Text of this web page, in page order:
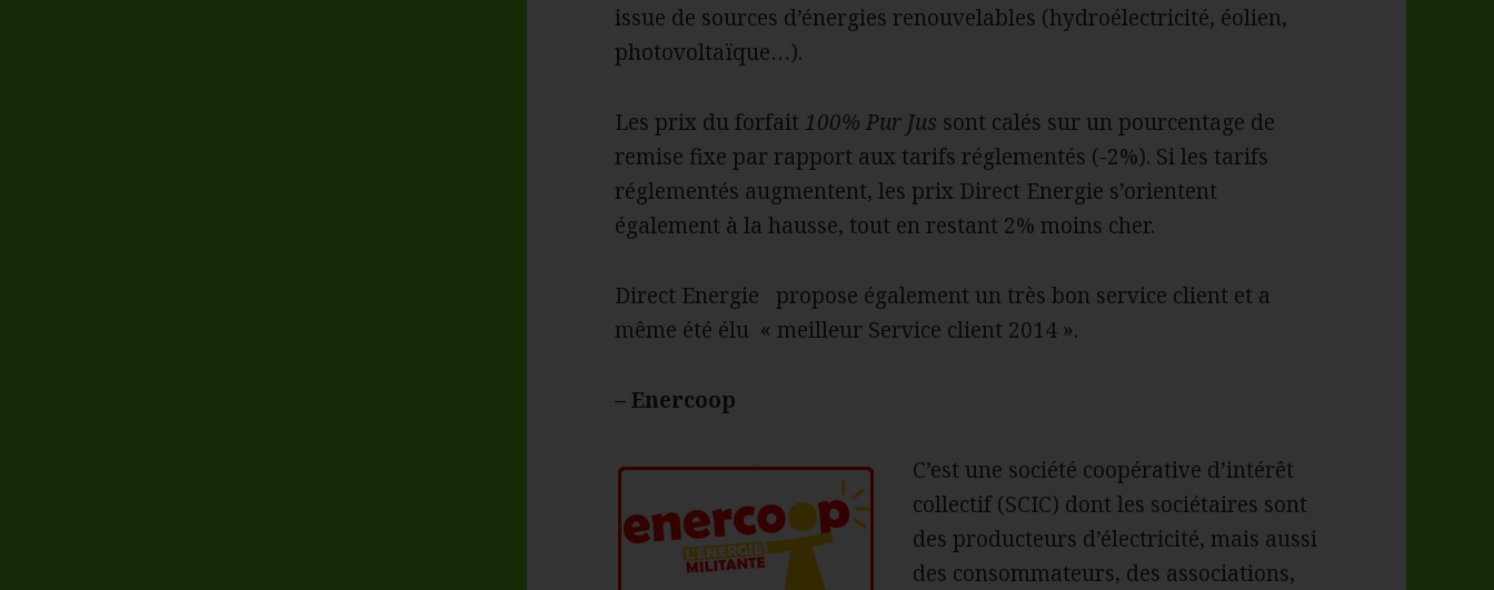
issue de sources d’énergies renouvelables (hydroélectricité, éolien,
photovoltaïque…).
Les prix du forfait 100% Pur Jus sont calés sur un pourcentage de
remise fixe par rapport aux tarifs réglementés (-2%). Si les tarifs
réglementés augmentent, les prix Direct Energie s’orientent
également à la hausse, tout en restant 2% moins cher.
Direct Energie propose également un très bon service client et a
même été élu « meilleur Service client 2014 ».
– Enercoop
C’est une société coopérative d’intérêt
collectif (SCIC) dont les sociétaires sont
des producteurs d’électricité, mais aussi
des consommateurs, des associations,